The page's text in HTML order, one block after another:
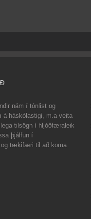
nám í tónlist og
á háskólastigi, m.a veita
tilsögn í hljóðfæraleik
þjálfun í
og tækifæri til að koma